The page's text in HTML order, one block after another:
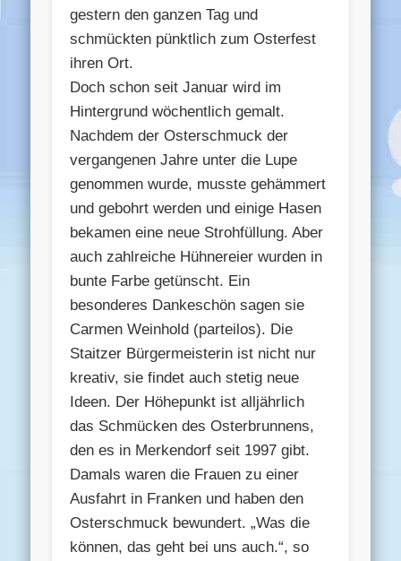
gestern den ganzen Tag und
schmückten pünktlich zum Osterfest
ihren Ort.
Doch schon seit Januar wird im
Hintergrund wöchentlich gemalt.
Nachdem der Osterschmuck der
vergangenen Jahre unter die Lupe
genommen wurde, musste gehämmert
und gebohrt werden und einige Hasen
bekamen eine neue Strohfüllung. Aber
auch zahlreiche Hühnereier wurden in
bunte Farbe getünscht. Ein
besonderes Dankeschön sagen sie
Carmen Weinhold (parteilos). Die
Staitzer Bürgermeisterin ist nicht nur
kreativ, sie findet auch stetig neue
Ideen. Der Höhepunkt ist alljährlich
das Schmücken des Osterbrunnens,
den es in Merkendorf seit 1997 gibt.
Damals waren die Frauen zu einer
Ausfahrt in Franken und haben den
Osterschmuck bewundert. „Was die
können, das geht bei uns auch.“, so